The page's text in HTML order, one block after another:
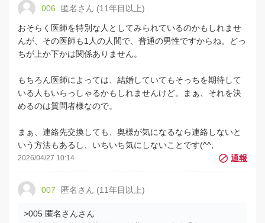
006 匿名さん (11年目以上)
おそらく医師を特別な人としてみられているのかもしれませ
んが、その医師も1人の人間で、普通の男性ですからね。どっ
ちが上か下かは関係ありません。
もちろん医師によっては、結婚していてもそっちを期待して
いる人もいらっしゃるかもしれませんけど。まぁ、それを決
めるのは質問者様なので。
まぁ、連絡先交換しても、奥様が気になるなら連絡しないと
いう方法もあるし、いちいち気にしないことです(^^;
2026/04/27 10:14
007 匿名さん (11年目以上)
>005 匿名さんさん